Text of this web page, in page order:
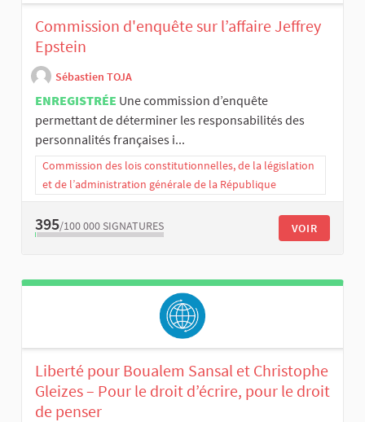
Commission d'enquête sur l’affaire Jeffrey
Epstein
Sébastien TOJA
ENREGISTRÉE Une commission d’enquête
permettant de déterminer les responsabilités des
personnalités françaises i...
Commission des lois constitutionnelles, de la législation
et de l’administration générale de la République
395/100 000 SIGNATURES VOIR
Liberté pour Boualem Sansal et Christophe
Gleizes – Pour le droit d’écrire, pour le droit
de penser